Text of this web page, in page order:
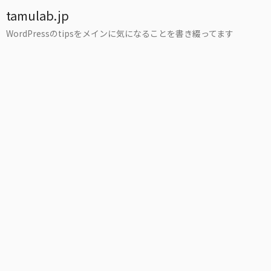
tamulab.jp
WordPressのtipsをメインに気になることを書き綴ってます